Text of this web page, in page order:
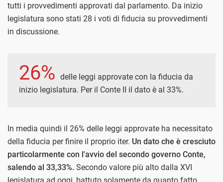
tutti i provvedimenti approvati dal parlamento. Da inizio
legislatura sono stati 28 i voti di fiducia su provvedimenti
in discussione.
26% delle leggi approvate con la fiducia da
inizio legislatura. Per il Conte II il dato è al 33%.
In media quindi il 26% delle leggi approvate ha necessitato
della fiducia per finire il proprio iter. Un dato che è cresciuto
particolarmente con l'avvio del secondo governo Conte,
salendo al 33,33%. Secondo valore più alto dalla XVI
legislatura ad oggi, battuto solamente da quanto fatto